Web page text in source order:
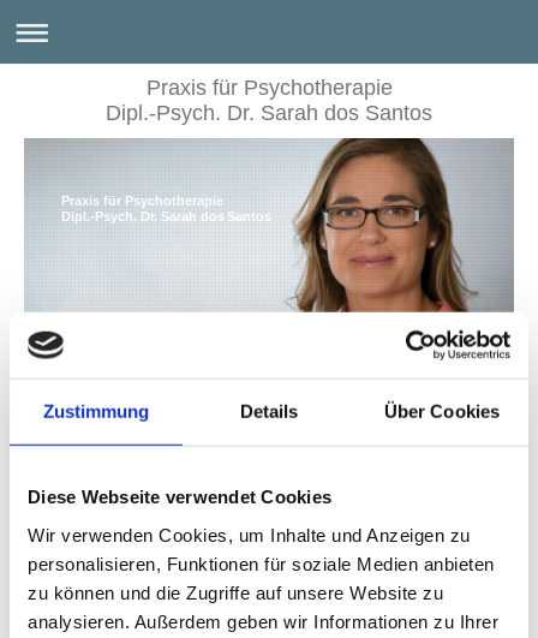
Zustimmung Details Über Cookies
Diese Webseite verwendet Cookies
Wir verwenden Cookies, um Inhalte und Anzeigen zu
personalisieren, Funktionen für soziale Medien anbieten
zu können und die Zugriffe auf unsere Website zu
analysieren. Außerdem geben wir Informationen zu Ihrer
Praxis für Psychotherapie
Dipl.-Psych. Dr. Sarah dos Santos
Praxis für Psychotherapie
Dipl.-Psych. Dr. Sarah dos Santos
Saarbrücken
Studium der Psychologie an den Universitäten
Leipzig, Virginia / USA und Trier